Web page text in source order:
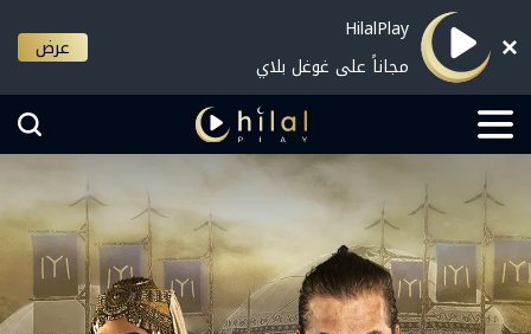
HilalPlay
مجاناً على غوغل بلاي
عرض